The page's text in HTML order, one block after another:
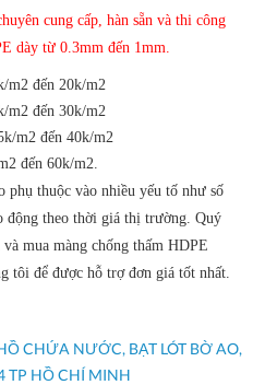
cung cấp, hàn sẵn và thi công
dày từ 0.3mm đến 1mm.
m2 đến 20k/m2
m2 đến 30k/m2
m2 đến 40k/m2
đến 60k/m2.
thuộc vào nhiều yếu tố như số
động theo thời giá thị trường. Quý
mua màng chống thấm HDPE
tôi để được hỗ trợ đơn giá tốt nhất.
CHỨA NƯỚC, BẠT LÓT BỜ AO,
TP HỒ CHÍ MINH